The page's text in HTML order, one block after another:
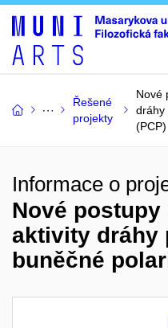
Řešené
projekty
Nové
dráhy
(PCP)
Informace o
Nové
aktivity dráhy
buněčné